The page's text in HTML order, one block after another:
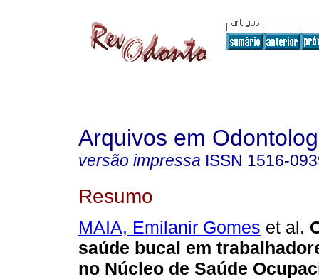
Arquivos em
versão impressa ISSN 1516-
Resumo
MAIA, Emilanir Gomes et al.
saúde bucal em
no Núcleo de Saúde